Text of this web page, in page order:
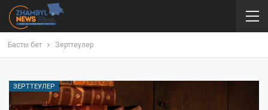
Басты бет Зерттеулер
ЗЕРТТЕУЛЕР